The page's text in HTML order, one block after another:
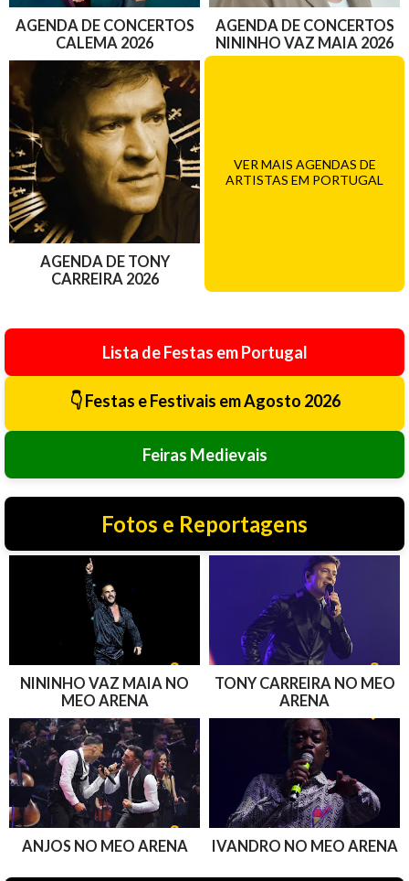
AGENDA DE CONCERTOS
CALEMA 2026
AGENDA DE CONCERTOS
NININHO VAZ MAIA 2026
AGENDA DE TONY
CARREIRA 2026
VER MAIS AGENDAS DE
ARTISTAS EM PORTUGAL
Lista de Festas em Portugal
👇 Festas e Festivais em Agosto 2026
Feiras Medievais
Fotos e Reportagens
NININHO VAZ MAIA NO
MEO ARENA
TONY CARREIRA NO MEO
ARENA
ANJOS NO MEO ARENA IVANDRO NO MEO ARENA